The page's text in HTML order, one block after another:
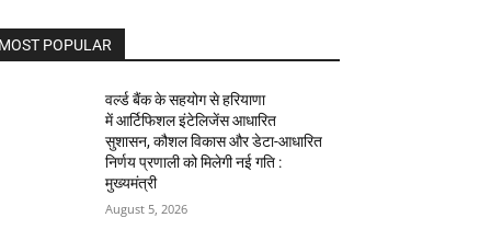
MOST POPULAR
वर्ल्ड बैंक के सहयोग से हरियाणा
में आर्टिफिशल इंटेलिजेंस आधारित
सुशासन, कौशल विकास और डेटा-आधारित
निर्णय प्रणाली को मिलेगी नई गति :
मुख्यमंत्री
August 5, 2026